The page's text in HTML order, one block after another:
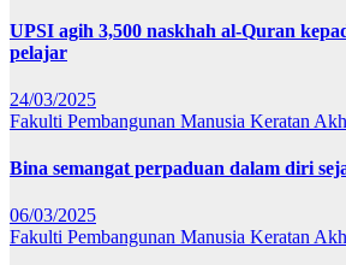
UPSI agih 3,500 naskhah al-Quran
pelajar
24/03/2025
Fakulti Pembangunan Manusia Keratan
Bina semangat perpaduan dalam diri
06/03/2025
Fakulti Pembangunan Manusia Keratan